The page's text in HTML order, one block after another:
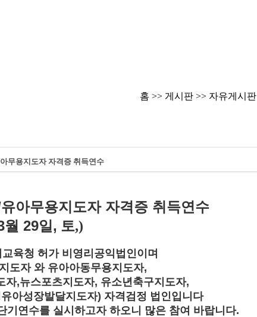
홈 >> 게시판 >> 자유게시판
무용지도자 자격증 취득연수
유아무용지도자 자격증 취득연수
월 29일, 토,)
육청 허가 비영리공익법인이며
도자 와 유아아동무용지도자,
자,뉴스포츠지도자, 유소년축구지도자,
아성장발달지도자) 자격검정 법인입니다
기연수를 실시하고자 하오니 많은 참여 바랍니다.